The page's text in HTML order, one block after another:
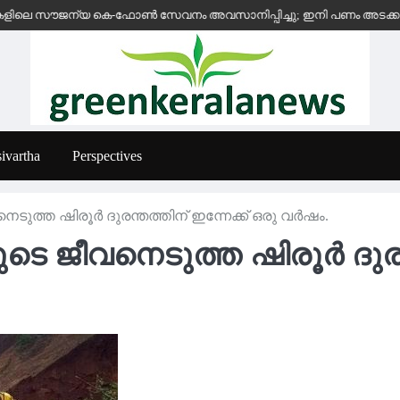
കെ-ഫോൺ സേവനം അവസാനിപ്പിച്ചു; ഇനി പണം അടക്കുന്ന
Perspectives
ഷിരൂർ ദുരന്തത്തിന് ഇന്നേക്ക് ഒരു വർഷം.
ജീവനെടുത്ത ഷിരൂർ